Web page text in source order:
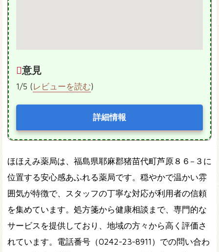
意見
1/5 (レビューを読む)
詳細情報
ほほえみ薬局は、福島県耶麻郡猪苗代町芦原８６−３に
位置する安心感あふれる薬局です。穏やかで温かい雰
囲気が特徴で、スタッフの丁寧な対応が利用者の信頼
を集めています。処方箋から健康相談まで、専門的な
サービスを提供しており、地域の方々から高く評価さ
れています。電話番号（0242-23-8911）での問い合わ